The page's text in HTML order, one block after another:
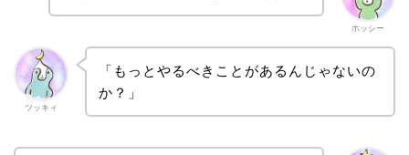
ホッシー
ツッキィ
「もっとやるべきことがあるんじゃないの
か？」